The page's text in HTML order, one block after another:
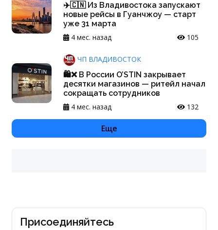
✈️🇨🇳 Из Владивостока запускают
новые рейсы в Гуанчжоу — старт
уже 31 марта
4 мес. назад
105
ЧП ВЛАДИВОСТОК
🛍❌ В России O’STIN закрывает
десятки магазинов — ритейл начал
сокращать сотрудников
4 мес. назад
132
Еще
Присоединяйтесь